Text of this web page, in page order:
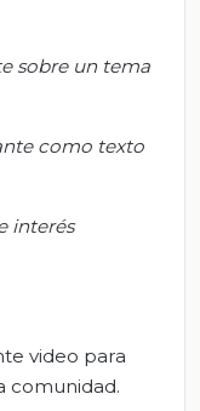
sobre un tema
como texto
interés
video para
comunidad.